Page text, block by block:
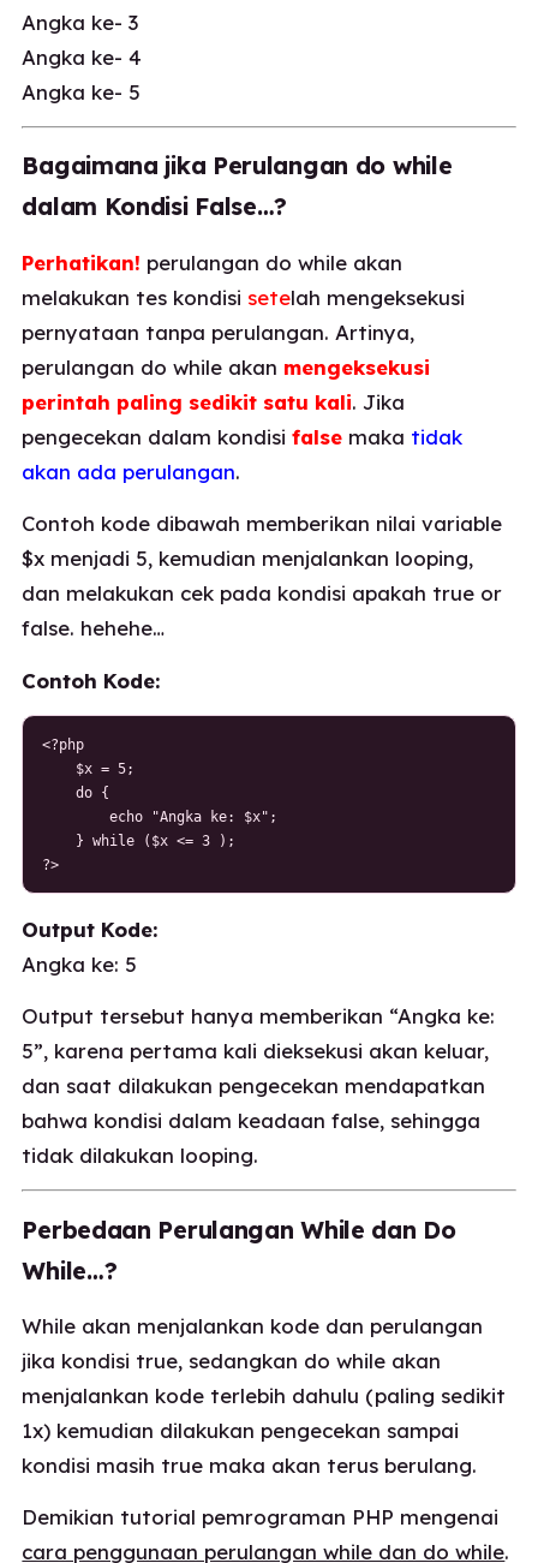
Angka ke- 3
Angka ke- 4
Angka ke- 5
Bagaimana jika Perulangan do while
dalam Kondisi False…?
Perhatikan! perulangan do while akan
melakukan tes kondisi setelah mengeksekusi
pernyataan tanpa perulangan. Artinya,
perulangan do while akan mengeksekusi
perintah paling sedikit satu kali. Jika
pengecekan dalam kondisifalse maka tidak
akan ada perulangan.
Contoh kode dibawah memberikan nilai variable
$x menjadi 5, kemudian menjalankan looping,
dan melakukan cek pada kondisi apakah true or
false. hehehe…
Contoh Kode:
<?php
    $x = 5;
    do {
        echo "Angka ke: $x";
    } while ($x <= 3 );
?>
Output Kode:
Angka ke: 5
Output tersebut hanya memberikan “Angka ke:
5”, karena pertama kali dieksekusi akan keluar,
dan saat dilakukan pengecekan mendapatkan
bahwa kondisi dalam keadaan false, sehingga
tidak dilakukan looping.
Perbedaan Perulangan While dan Do
While…?
While akan menjalankan kode dan perulangan
jika kondisi true, sedangkan do while akan
menjalankan kode terlebih dahulu (paling sedikit
1x) kemudian dilakukan pengecekan sampai
kondisi masih true maka akan terus berulang.
Demikian tutorial pemrograman PHP mengenai
cara penggunaan perulangan while dan do while.